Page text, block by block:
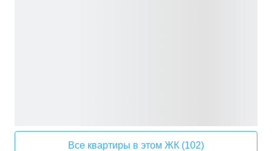
Все квартиры в этом ЖК (102)